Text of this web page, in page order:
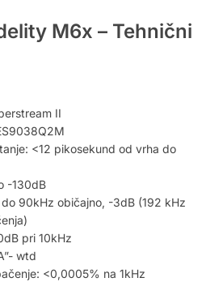
M6x – Tehnični
II
<12 pikosekund od vrha do
-130dB
90kHz običajno, -3dB (192 kHz
pri 10kHz
wtd
<0,0005% na 1kHz